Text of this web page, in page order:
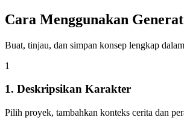
Cara Menggunakan
Buat, tinjau, dan simpan konsep lengkap
1
1. Deskripsikan Karakter
Pilih proyek, tambahkan konteks cerita dan